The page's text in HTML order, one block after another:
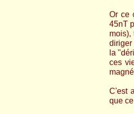
Or ce
45nT
diriger
la
ces
C'est
que